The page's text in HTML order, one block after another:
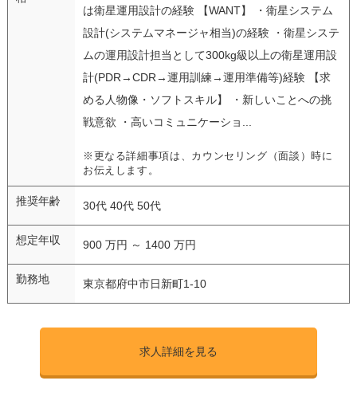
は衛星運用設計の経験 【WANT】 ・衛星システム
設計(システムマネージャ相当)の経験 ・衛星システ
ムの運用設計担当として300kg級以上の衛星運用設
計(PDR→CDR→運用訓練→運用準備等)経験 【求
める人物像・ソフトスキル】 ・新しいことへの挑
戦意欲 ・高いコミュニケーショ...
※更なる詳細事項は、カウンセリング（面談）時に
お伝えします。
推奨年齢 30代 40代 50代
想定年収 900 万円 ～ 1400 万円
勤務地 東京都府中市日新町1-10
求人詳細を見る